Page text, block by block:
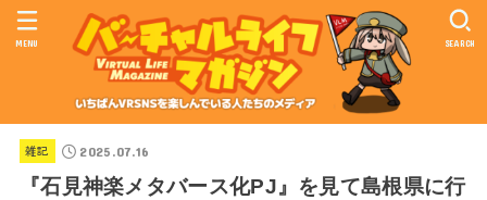
SEARCH
MENU
雑記 2025.07.16
『石見神楽メタバース化PJ』を見て島根県に行